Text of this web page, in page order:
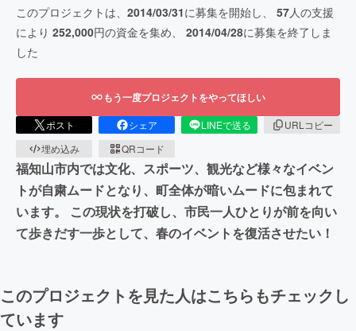
このプロジェクトは、 2014/03/31に募集を開始し、 57人の支援
により 252,000円の資金を集め、 2014/04/28に募集を終了しま
した
もう一度プロジェクトをやってほしい
ポスト シェア LINEで送る
URLコピー
埋め込み
QRコード
福知山市内では文化、スポーツ、観光など様々なイベン
トが自粛ムードとなり、町全体が暗いムードに包まれて
います。 この現状を打破し、市民一人ひとりが前を向い
て歩きだす一歩として、春のイベントを復活させたい！
このプロジェクトを見た人はこちらもチェックし
ています